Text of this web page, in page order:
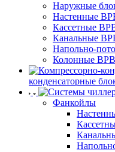
Наружные
Настенные
Кассетные
Канальные
Напольно-
Колонные
конденсаторные
Фанкойлы